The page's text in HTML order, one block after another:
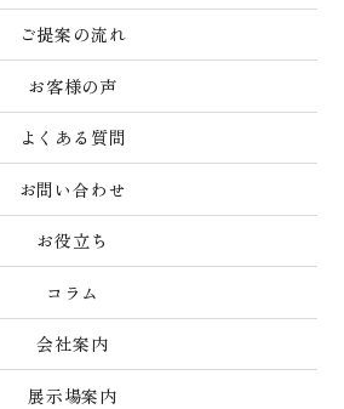
ご提案の流れ
お客様の声
よくある質問
お問い合わせ
お役立ち
コラム
会社案内
展示場案内